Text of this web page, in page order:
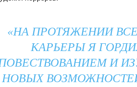
«НА ПРОТЯЖЕНИИ
КАРЬЕРЫ Я
И
НОВЫХ